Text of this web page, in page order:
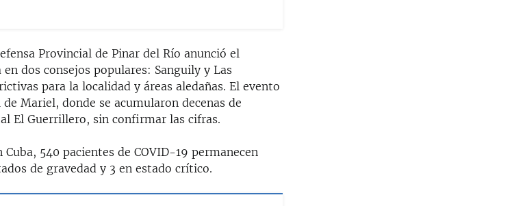
Provincial de Pinar del Río anunció el
dos consejos populares: Sanguily y Las
para la localidad y áreas aledañas. El evento
Mariel, donde se acumularon decenas de
El Guerrillero, sin confirmar las cifras.
540 pacientes de COVID-19 permanecen
de gravedad y 3 en estado crítico.